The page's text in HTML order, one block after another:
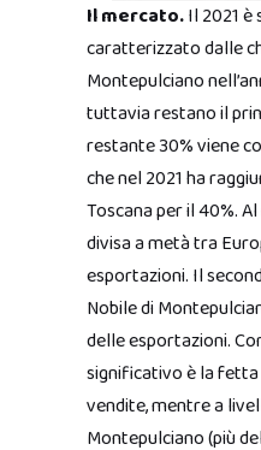
Il mercato.Il 2021
caratterizzato dalle
Montepulciano
tuttavia restano il
restante 30% viene
che nel 2021 ha
Toscana per il 40%.
divisa a metà tra
esportazioni. Il
Nobile di
delle esportazioni.
significativo è la fetta
vendite, mentre a
Montepulciano (più